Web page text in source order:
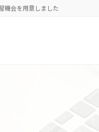
機会を用意しました